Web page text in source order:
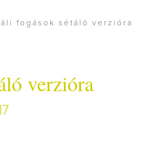
fogások sétáló verzióra
verzióra